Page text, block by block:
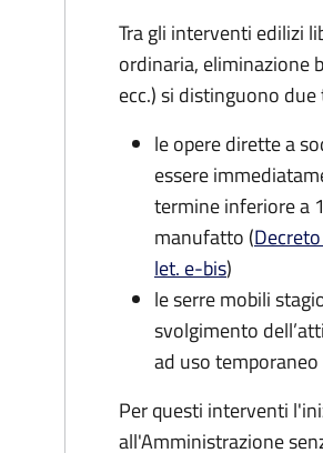
Tra gli interventi edilizi
ordinaria, eliminazione
ecc.) si distinguono
le opere dirette a
essere
termine inferiore a
manufatto (
let. e-bis)
le serre mobili
svolgimento
ad uso temporaneo
Per questi interventi
all'Amministrazione